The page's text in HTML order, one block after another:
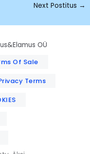
Next Postitus →
OÜ
Of Sale
Terms